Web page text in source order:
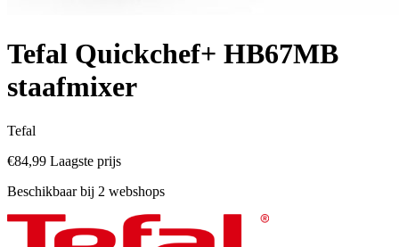
Tefal Quickchef+ HB67MB
staafmixer
Tefal
€84,99 Laagste prijs
Beschikbaar bij 2 webshops